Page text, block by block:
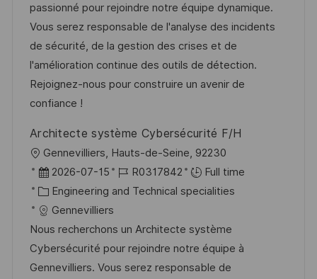
i
o
n
d
D
a
t
e
d
e
g
o
r
y
passionné pour rejoindre notre équipe dynamique.
Vous serez responsable de l'analyse des incidents
de sécurité, de la gestion des crises et de
l'amélioration continue des outils de détection.
Rejoignez-nous pour construire un avenir de
confiance !
Architecte système Cybersécurité F/H
L
o
c
a
t
i
o
Gennevilliers, Hauts-de-Seine, 92230
P
o
s
t
e
d
2026-07-15
J
o
I
d
R0317842
Full time
C
a
t
e
g
Engineering and Technical specialities
Gennevilliers
Nous recherchons un Architecte système
Cybersécurité pour rejoindre notre équipe à
Gennevilliers. Vous serez responsable de